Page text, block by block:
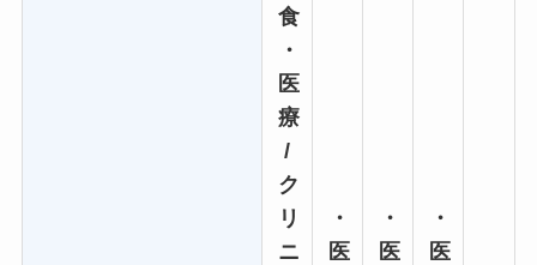
食
・
医
療
/
ク
リ
ニ
・
医
・
医
・
医